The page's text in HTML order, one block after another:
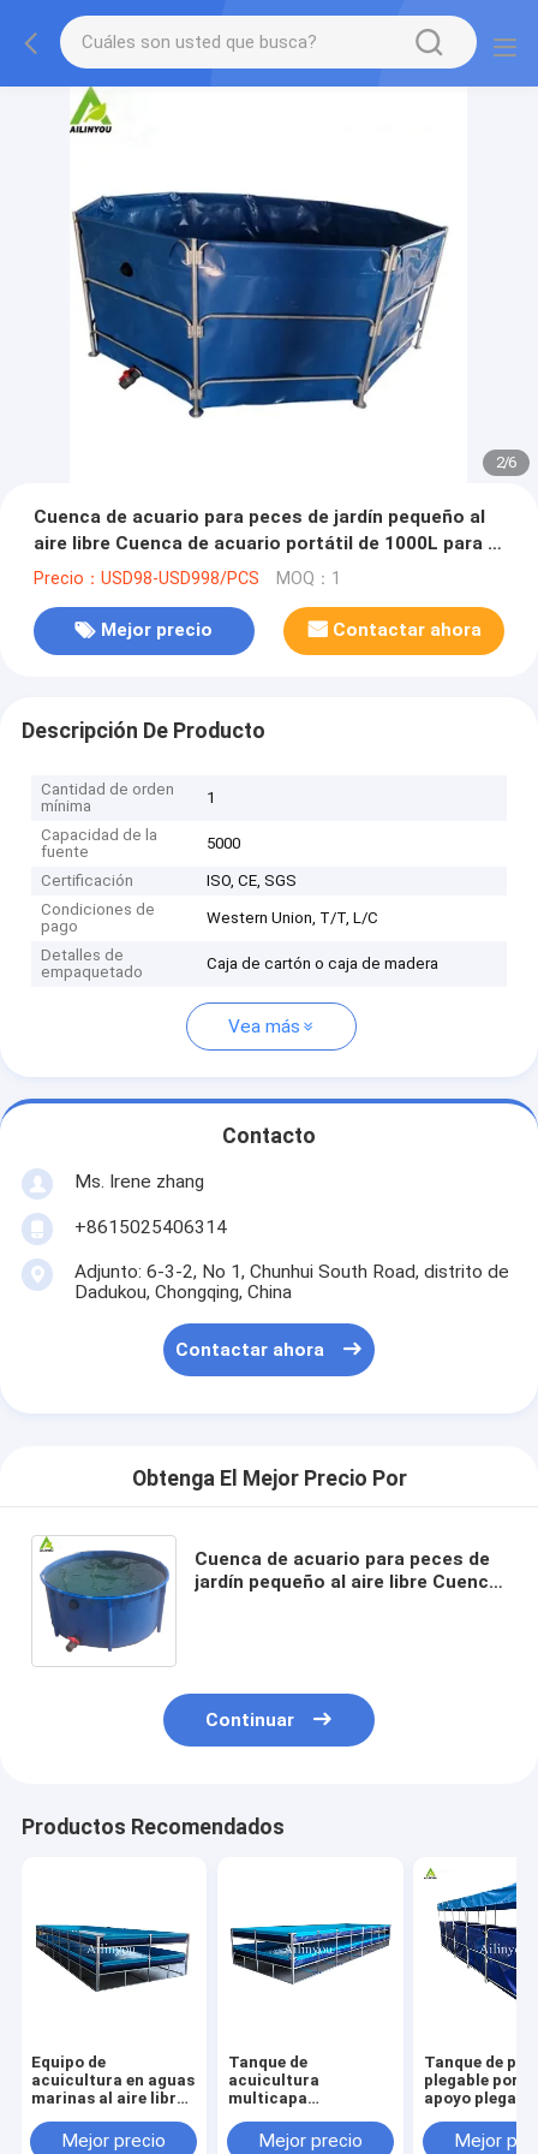
2/6
Cuenca de acuario para peces de jardín pequeño al
aire libre Cuenca de acuario portátil de 1000L para la
cría de peces
Precio：USD98-USD998/PCS MOQ：1
Mejor precio Contactar ahora
Descripción De Producto
Cantidad de orden
mínima
1
Capacidad de la
fuente
5000
Certificación
ISO, CE, SGS
Condiciones de
pago
Western Union, T/T, L/C
Detalles de
empaquetado
Caja de cartón o caja de madera
Vea más
Contacto
Ms. Irene zhang
+8615025406314
Adjunto: 6-3-2, No 1, Chunhui South Road, distrito de
Dadukou, Chongqing, China
Contactar ahora
Obtenga El Mejor Precio Por
Cuenca de acuario para peces de
jardín pequeño al aire libre Cuenca
Continuar
Productos Recomendados
Equipo de
acuicultura en aguas
marinas al aire libre
peces y camarones
Mejor precio
Tanque de
acuicultura
multicapa
cultivo de peces y
Mejor precio
Tanque de
plegable
apoyo
agricultura
Mejor